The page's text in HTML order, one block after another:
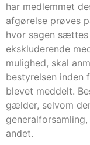
har medlemmet
afgørelse prøves
hvor sagen
ekskluderende
mulighed, skal
bestyrelsen inden
blevet meddelt.
gælder, selvom
andet.